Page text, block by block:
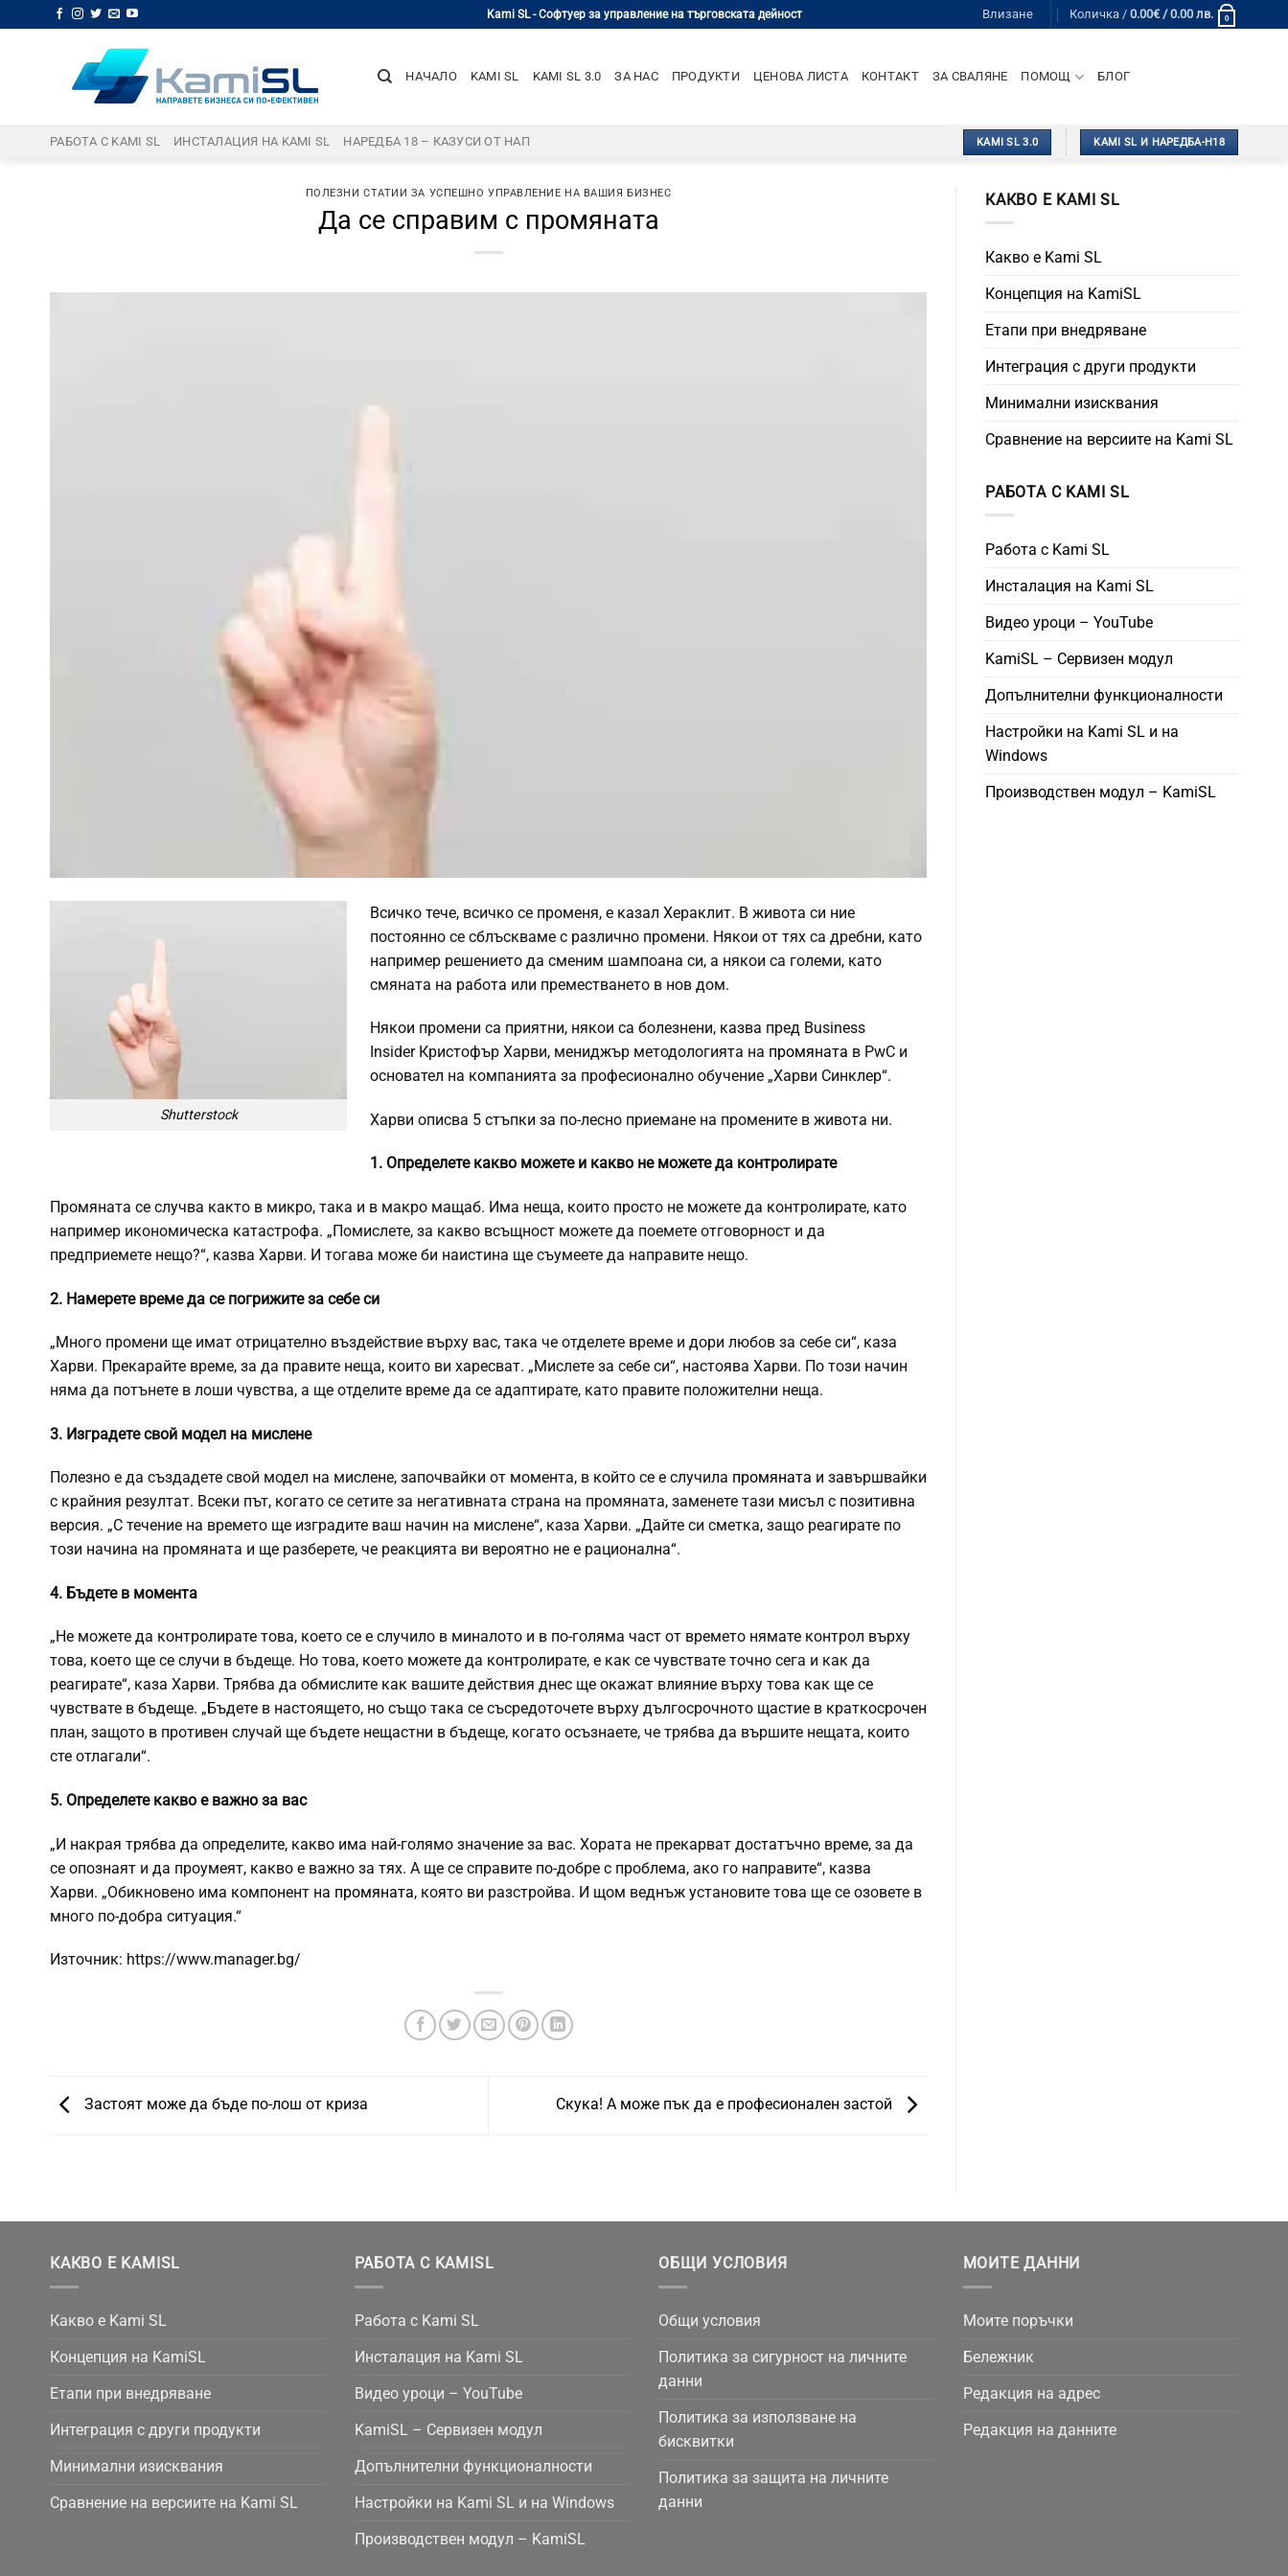
to
Kami SL - Софтуер за управление на търговската дейност Влизане Количка / 0.00€/ 0.00 лв. 0
НАЧАЛО KAMI SL KAMI SL 3.0 ЗА НАС ПРОДУКТИ ЦЕНОВА ЛИСТА КОНТАКТ ЗА СВАЛЯНЕ ПОМОЩ БЛОГ
РАБОТА С KAMI SL ИНСТАЛАЦИЯ НА KAMI SL НАРЕДБА 18 – КАЗУСИ ОТ НАП KAMI SL 3.0 KAMI SL И НАРЕДБА-Н18
ПОЛЕЗНИ СТАТИИ ЗА УСПЕШНО УПРАВЛЕНИЕ НА ВАШИЯ БИЗНЕС
Да се справим с промяната
Shutterstock
Всичко тече, всичко се променя, е казал Хераклит. В живота си ние
постоянно се сблъскваме с различно промени. Някои от тях са дребни, като
например решението да сменим шампоана си, а някои са големи, като
смяната на работа или преместването в нов дом.
Някои промени са приятни, някои са болезнени, казва пред Business
Insider Кристофър Харви, мениджър методологията на промяната в PwC и
основател на компанията за професионално обучение „Харви Синклер“.
Харви описва 5 стъпки за по-лесно приемане на промените в живота ни.
1. Определете какво можете и какво не можете да контролирате
Промяната се случва както в микро, така и в макро мащаб. Има неща, които просто не можете да контролирате, като
например икономическа катастрофа. „Помислете, за какво всъщност можете да поемете отговорност и да
предприемете нещо?“, казва Харви. И тогава може би наистина ще съумеете да направите нещо.
2. Намерете време да се погрижите за себе си
„Много промени ще имат отрицателно въздействие върху вас, така че отделете време и дори любов за себе си“, каза
Харви. Прекарайте време, за да правите неща, които ви харесват. „Мислете за себе си“, настоява Харви. По този начин
няма да потънете в лоши чувства, а ще отделите време да се адаптирате, като правите положителни неща.
3. Изградете свой модел на мислене
Полезно е да създадете свой модел на мислене, започвайки от момента, в който се е случила промяната и завършвайки
с крайния резултат. Всеки път, когато се сетите за негативната страна на промяната, заменете тази мисъл с позитивна
версия. „С течение на времето ще изградите ваш начин на мислене“, каза Харви. „Дайте си сметка, защо реагирате по
този начина на промяната и ще разберете, че реакцията ви вероятно не е рационална“.
4. Бъдете в момента
„Не можете да контролирате това, което се е случило в миналото и в по-голяма част от времето нямате контрол върху
това, което ще се случи в бъдеще. Но това, което можете да контролирате, е как се чувствате точно сега и как да
реагирате“, каза Харви. Трябва да обмислите как вашите действия днес ще окажат влияние върху това как ще се
чувствате в бъдеще. „Бъдете в настоящето, но също така се съсредоточете върху дългосрочното щастие в краткосрочен
план, защото в противен случай ще бъдете нещастни в бъдеще, когато осъзнаете, че трябва да вършите нещата, които
сте отлагали“.
5. Определете какво е важно за вас
„И накрая трябва да определите, какво има най-голямо значение за вас. Хората не прекарват достатъчно време, за да
се опознаят и да проумеят, какво е важно за тях. А ще се справите по-добре с проблема, ако го направите“, казва
Харви. „Обикновено има компонент на промяната, която ви разстройва. И щом веднъж установите това ще се озовете в
много по-добра ситуация.“
Източник: https://www.manager.bg/
Застоят може да бъде по-лош от криза Скука! А може пък да е професионален застой
КАКВО Е KAMI SL
Какво е Kami SL
Концепция на KamiSL
Етапи при внедряване
Интеграция с други продукти
Минимални изисквания
Сравнение на версиите на Kami SL
РАБОТА С KAMI SL
Работа с Kami SL
Инсталация на Kami SL
Видео уроци – YouTube
KamiSL – Сервизен модул
Допълнителни функционалности
Настройки на Kami SL и на
Windows
Производствен модул – KamiSL
КАКВО Е KAMISL
Какво е Kami SL
Концепция на KamiSL
Етапи при внедряване
Интеграция с други продукти
Минимални изисквания
Сравнение на версиите на Kami SL
РАБОТА С KAMISL
Работа с Kami SL
Инсталация на Kami SL
Видео уроци – YouTube
KamiSL – Сервизен модул
Допълнителни функционалности
Настройки на Kami SL и на Windows
Производствен модул – KamiSL
ОБЩИ УСЛОВИЯ
Общи условия
Политика за сигурност на личните
данни
Политика за използване на
бисквитки
Политика за защита на личните
данни
МОИТЕ ДАННИ
Моите поръчки
Бележник
Редакция на адрес
Редакция на данните